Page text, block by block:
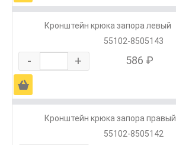
Кронштейн крюка запора левый
55102-8505143
- + 586 ₽
Ä
Кронштейн крюка запора правый
55102-8505142